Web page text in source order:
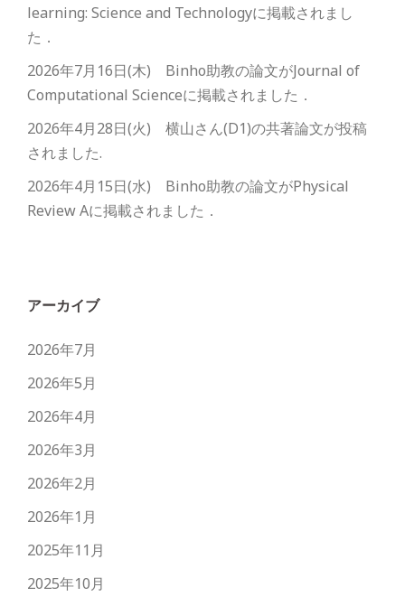
learning: Science and Technologyに掲載されまし
た．
2026年7月16日(木) Binho助教の論文がJournal of
Computational Scienceに掲載されました．
2026年4月28日(火) 横山さん(D1)の共著論文が投稿
されました.
2026年4月15日(水) Binho助教の論文がPhysical
Review Aに掲載されました．
アーカイブ
2026年7月
2026年5月
2026年4月
2026年3月
2026年2月
2026年1月
2025年11月
2025年10月